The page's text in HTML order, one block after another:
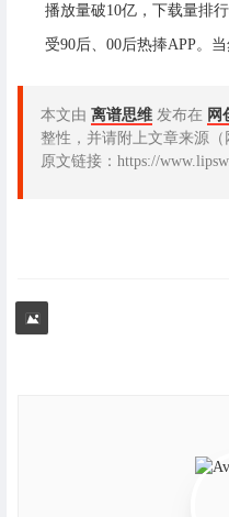
播放量破10亿，下载量排
受90后、00后热捧APP。
本文由 离谱思维 发布在 网
整性，并请附上文章来源（
原文链接：https://